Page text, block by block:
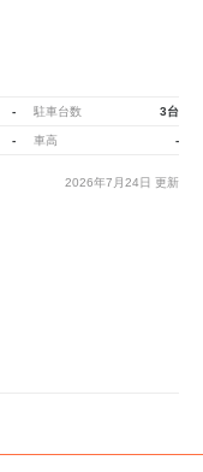
- 駐車台数 3台
- 車高 -
2026年7月24日 更新